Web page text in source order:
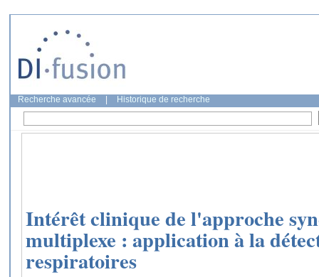
Recherche avancée Historique de recherche
Intérêt clinique de l'approche
multiplexe : application à la
respiratoires